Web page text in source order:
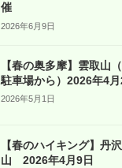
催
2026年6月9日
【春の奥多摩】雲取山
駐車場から）2026年4月
2026年5月1日
【春のハイキング】丹
山 2026年4月9日